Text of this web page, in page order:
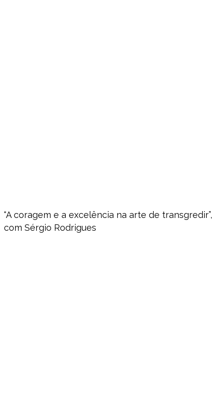
“A coragem e a excelência na arte de transgredir”,
com Sérgio Rodrigues